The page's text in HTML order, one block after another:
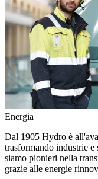
Energia
Dal 1905 Hydro è
trasformando industrie
siamo pionieri nella
grazie alle energie